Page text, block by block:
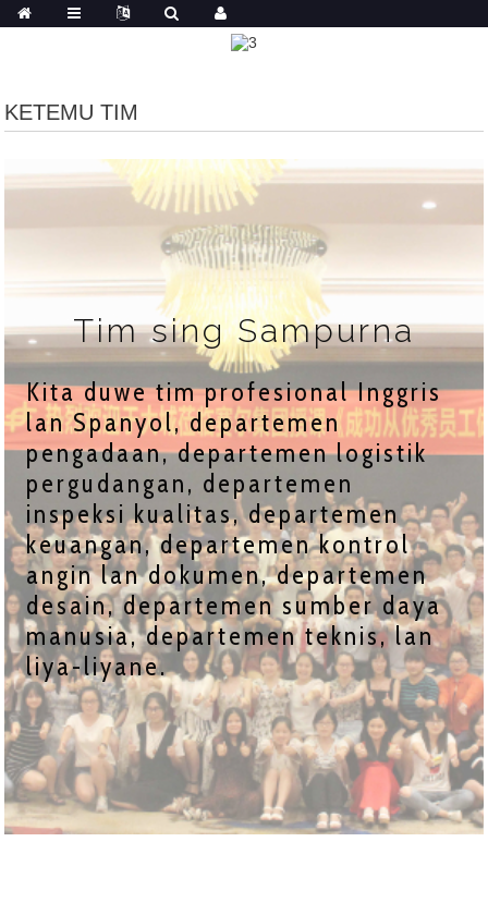
KETEMU TIM
Tim sing Sampurna
Kita duwe tim profesional Inggris
lan Spanyol, departemen
pengadaan, departemen logistik
pergudangan, departemen
inspeksi kualitas, departemen
keuangan, departemen kontrol
angin lan dokumen, departemen
desain, departemen sumber daya
manusia, departemen teknis, lan
liya-liyane.